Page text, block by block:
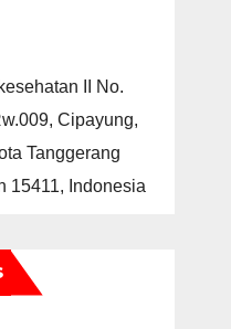
II No.
Cipayung,
Tanggerang
15411, Indonesia